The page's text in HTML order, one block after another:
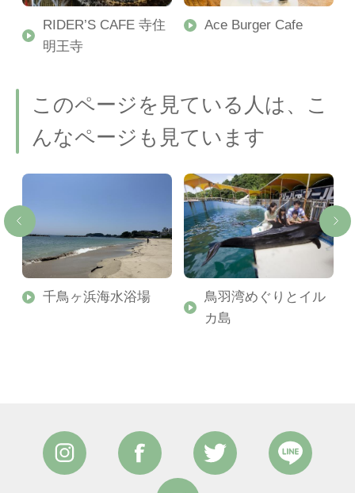
RIDER’S CAFE 寺住
明王寺
Ace Burger Cafe
このページを見ている人は、こ
んなページも見ています
千鳥ヶ浜海水浴場
鳥羽湾めぐりとイル
カ島